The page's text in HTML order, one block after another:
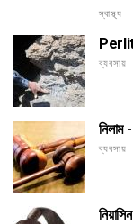
স্বাস্থ্য
ব্যবসায়
নিলাম
ব্যবসায়